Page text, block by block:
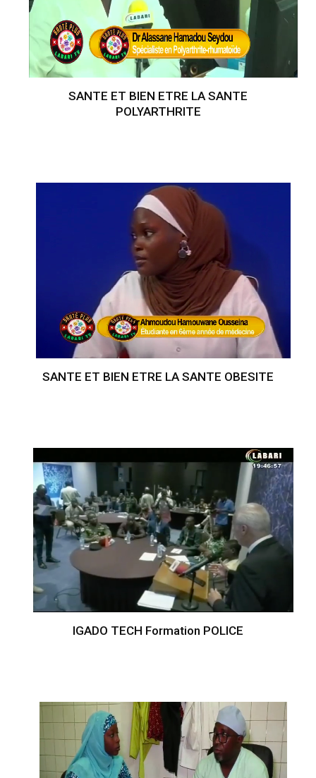
SANTE ET BIEN ETRE LA SANTE
POLYARTHRITE
SANTE ET BIEN ETRE LA SANTE OBESITE
IGADO TECH Formation POLICE